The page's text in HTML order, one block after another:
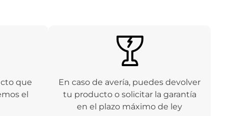
que
el
En caso de avería, puedes devolver
tu producto o solicitar la garantía
en el plazo máximo de ley